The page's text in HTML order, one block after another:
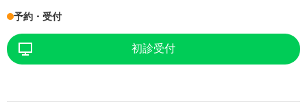
予約・受付
初診受付